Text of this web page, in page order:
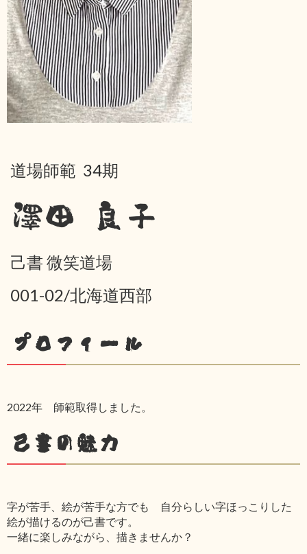
道場師範 34期
澤田 良子
己書 微笑道場
001-02/北海道西部
プロフィール
2022年 師範取得しました。
己書の魅力
字が苦手、絵が苦手な方でも 自分らしい字ほっこりした
絵が描けるのが己書です。
一緒に楽しみながら、描きませんか？